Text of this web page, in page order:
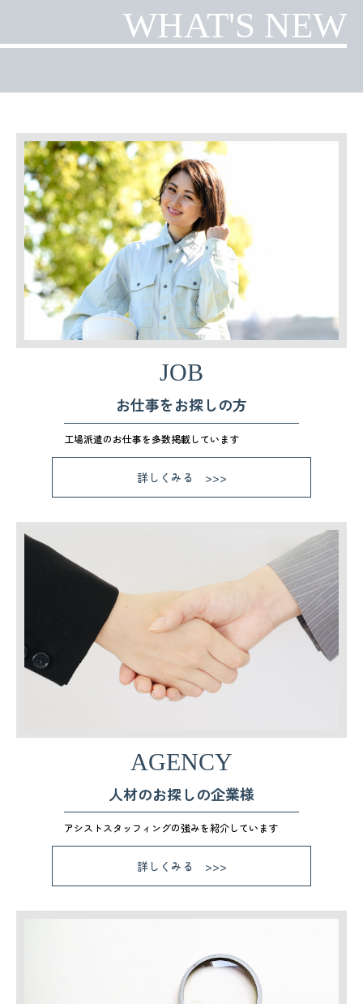
WHAT'S NEW
JOB
お仕事をお探しの方
工場派遣のお仕事を多数掲載しています
詳しくみる
AGENCY
人材のお探しの企業様
アシストスタッフィングの強みを紹介しています
詳しくみる